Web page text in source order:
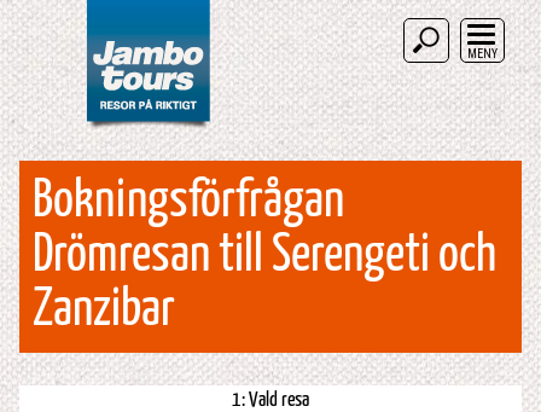
MENY
Bokningsförfrågan
Drömresan till Serengeti och
Zanzibar
1: Vald resa